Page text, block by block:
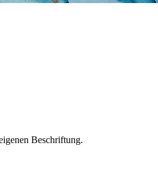
Beschriftung.